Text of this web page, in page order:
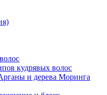
кудрявых волос
и дерева Моринга